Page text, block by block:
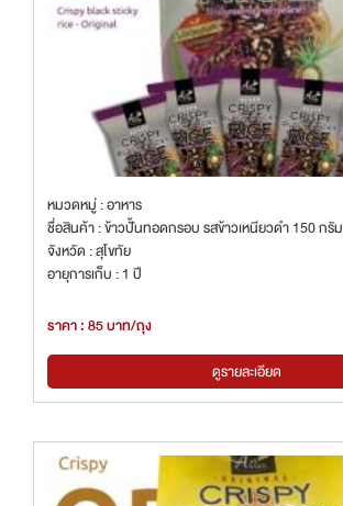
หมวดหมู่ : อาหาร
ชื่อสินค้า : ข้าวปั้นทอดกรอบ รสข้าวเหนียวดำ 150 กรัม
จังหวัด : สุโขทัย
อายุการเก็บ : 1 ปี
ราคา : 85 บาท/ถุง
ดูรายละเอียด